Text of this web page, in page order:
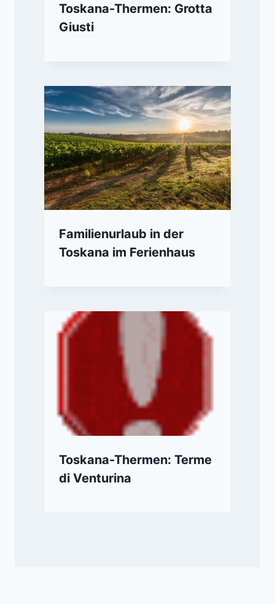
Toskana-Thermen: Grotta
Giusti
Familienurlaub in der
Toskana im Ferienhaus
Toskana-Thermen: Terme
di Venturina